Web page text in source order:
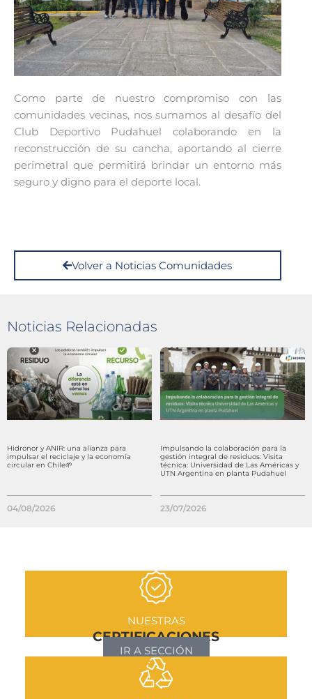
Como parte de nuestro compromiso con las
comunidades vecinas, nos sumamos al desafío del
Club Deportivo Pudahuel colaborando en la
reconstrucción de su cancha, aportando al cierre
perimetral que permitirá brindar un entorno más
seguro y digno para el deporte local.
Volver a Noticias Comunidades
Noticias Relacionadas
Hidronor y ANIR: una alianza para
impulsar el reciclaje y la economía
circular en Chile🌱
04/08/2026
Impulsando la colaboración para la
gestión integral de residuos: Visita
técnica: Universidad de Las Américas y
UTN Argentina en planta Pudahuel
23/07/2026
NUESTRAS
CERTIFICACIONES
IR A SECCIÓN